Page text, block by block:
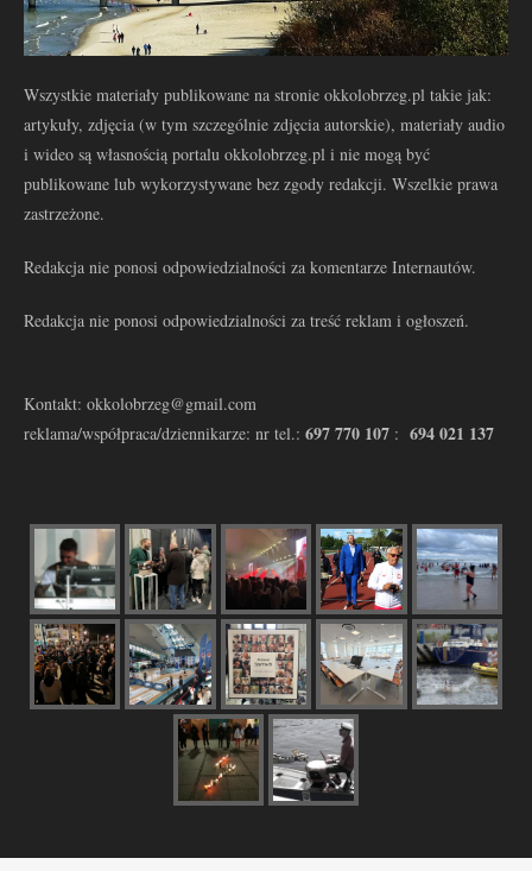
Wszystkie materiały publikowane na stronie okkolobrzeg.pl takie jak:
artykuły, zdjęcia (w tym szczególnie zdjęcia autorskie), materiały audio
i wideo są własnością portalu okkolobrzeg.pl i nie mogą być
publikowane lub wykorzystywane bez zgody redakcji. Wszelkie prawa
zastrzeżone.
Redakcja nie ponosi odpowiedzialności za komentarze Internautów.
Redakcja nie ponosi odpowiedzialności za treść reklam i ogłoszeń.
Kontakt: okkolobrzeg@gmail.com
reklama/współpraca/dziennikarze: nr tel.: 697 770 107 : 694 021 137